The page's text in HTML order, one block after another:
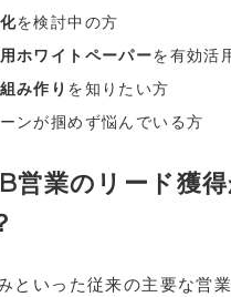
を検討中の方
ホワイトペーパーを有効活
み作り を知りたい方
ンが掴めず悩んでいる方
業のリード獲
といった従来の主要な営